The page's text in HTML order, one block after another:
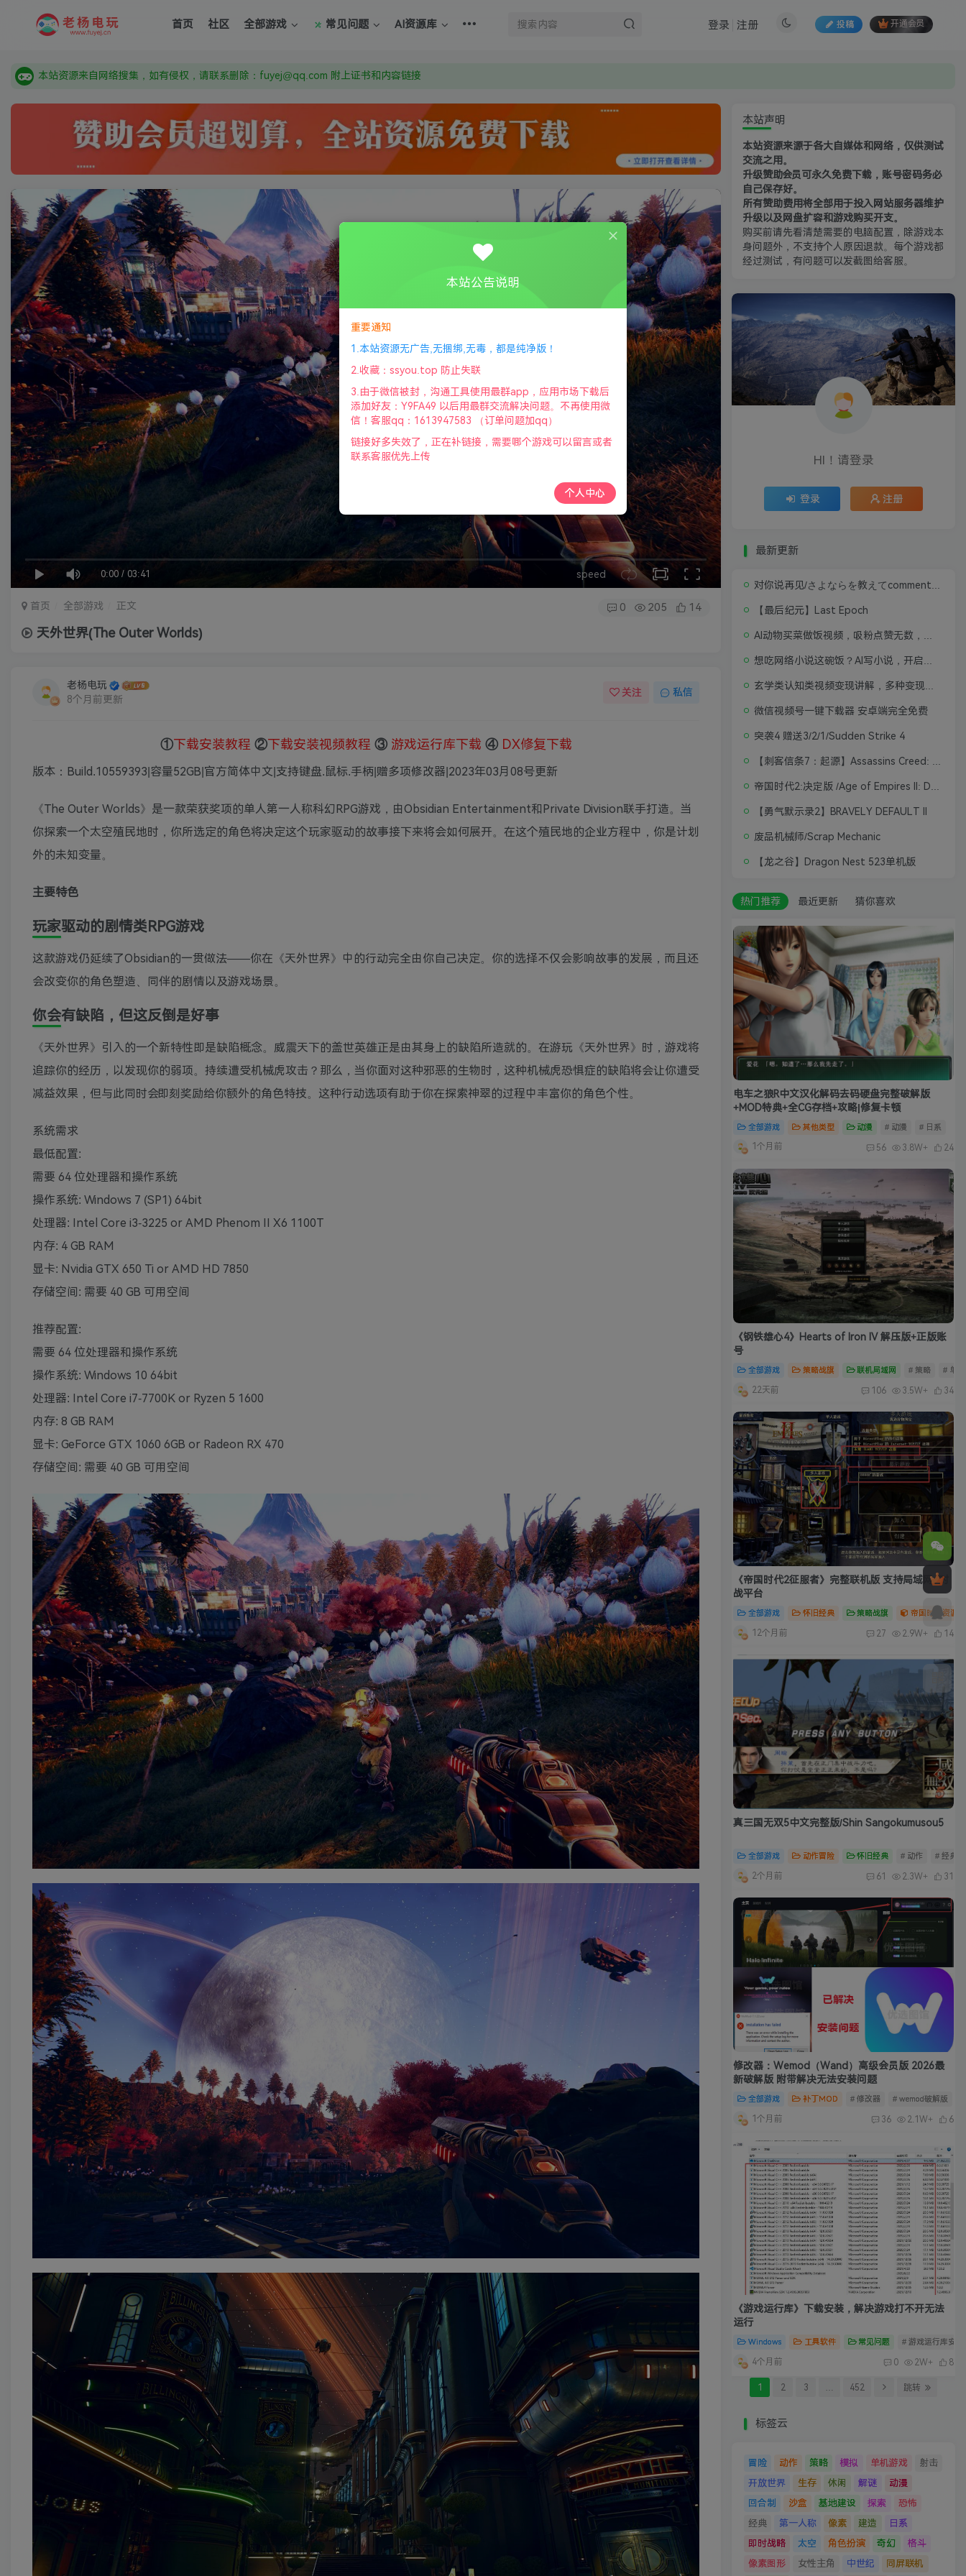
首页 社区 全部游戏 常见问题 AI资源库 投稿 开通会员
登录 注册
需要什么游戏请联系客服，若链接失效请联系客服，百度网盘边上的激活码也是解压密码
由于微信被封，沟通工具使用最群app，应用市场下载后添加好友：Y9FA49 以后用最群交流解决问题。不再使用微信！
需要什么游戏请联系客服，若链接失效请联系客服，百度网盘边上的激活码也是解压密码
0:00 / 03:41 speed
首页 全部游戏 正文 0 205 14
天外世界(The Outer Worlds)
老杨电玩
8个月前更新
关注 私信
①下载安装教程 ②下载安装视频教程 ③ 游戏运行库下载 ④ DX修复下载
版本：Build.10559393|容量52GB|官方简体中文|支持键盘.鼠标.手柄|赠多项修改器|2023年03月08号更新
《The Outer Worlds》是一款荣获奖项的单人第一人称科幻RPG游戏，由Obsidian Entertainment和Private Division联手打造。当
你探索一个太空殖民地时，你所选定的角色将决定这个玩家驱动的故事接下来将会如何展开。在这个殖民地的企业方程中，你是计划
外的未知变量。
主要特色
玩家驱动的剧情类RPG游戏
这款游戏仍延续了Obsidian的一贯做法——你在《天外世界》中的行动完全由你自己决定。你的选择不仅会影响故事的发展，而且还
会改变你的角色塑造、同伴的剧情以及游戏场景。
你会有缺陷，但这反倒是好事
《天外世界》引入的一个新特性即是缺陷概念。威震天下的盖世英雄正是由其身上的缺陷所造就的。在游玩《天外世界》时，游戏将
追踪你的经历，以发现你的弱项。持续遭受机械虎攻击？那么，当你面对这种邪恶的生物时，这种机械虎恐惧症的缺陷将会让你遭受
减益效果，但与此同时会即刻奖励给你额外的角色特技。这种行动选项有助于你在探索神翠的过程中丰富你的角色个性。
系统需求
最低配置:
需要 64 位处理器和操作系统
操作系统: Windows 7 (SP1) 64bit
处理器: Intel Core i3-3225 or AMD Phenom II X6 1100T
内存: 4 GB RAM
显卡: Nvidia GTX 650 Ti or AMD HD 7850
存储空间: 需要 40 GB 可用空间
推荐配置:
需要 64 位处理器和操作系统
操作系统: Windows 10 64bit
处理器: Intel Core i7-7700K or Ryzen 5 1600
内存: 8 GB RAM
显卡: GeForce GTX 1060 6GB or Radeon RX 470
存储空间: 需要 40 GB 可用空间
本站声明
本站资源来源于各大自媒体和网络，仅供测试
交流之用。
升级赞助会员可永久免费下载，账号密码务必
自己保存好。
所有赞助费用将全部用于投入网站服务器维护
升级以及网盘扩容和游戏购买开支。
购买前请先看清楚需要的电脑配置，除游戏本
身问题外，不支持个人原因退款。每个游戏都
经过测试，有问题可以发截图给客服。
HI！请登录
登录 注册
最新更新
【最后纪元】Last Epoch
微信视频号一键下载器 安卓端完全免费
突袭4 赠送3/2/1/Sudden Strike 4
【勇气默示录2】BRAVELY DEFAULT II
废品机械师/Scrap Mechanic
【龙之谷】Dragon Nest 523单机版
热门推荐 最近更新 猜你喜欢
电车之狼R中文汉化解码去码硬盘完整破解版
+MOD特典+全CG存档+攻略|修复卡顿
全部游戏 其他类型 动漫 # 动漫 # 日系
1个月前 56 3.8W+ 24
《钢铁雄心4》Hearts of Iron IV 解压版+正版账
号
全部游戏 策略战旗 联机局域网 # 策略 # 单
22天前 106 3.5W+ 34
《帝国时代2征服者》完整联机版 支持局域网+对
战平台
全部游戏 怀旧经典 策略战旗 帝国时代资源
12个月前 27 2.9W+ 14
真三国无双5中文完整版/Shin Sangokumusou5
全部游戏 动作冒险 怀旧经典 # 动作 # 经典
2个月前 61 2.3W+ 31
修改器：Wemod（Wand）高级会员版 2026最
新破解版 附带解决无法安装问题
全部游戏 补丁MOD # 修改器 # wemod破解版
1个月前 36 2.1W+ 6
《游戏运行库》下载安装，解决游戏打不开无法
运行
Windows 工具软件 常见问题 # 游戏运行库安装
4个月前 0 2W+ 8
1 2 3 … 452 跳转
标签云
冒险 动作 策略 模拟 单机游戏
射击
开放世界
生存 休闲 解谜
动漫
回合制
沙盒 基地建设 探索
恐怖
经典
第一人称 像素 建造
日系
即时战略
太空 角色扮演 奇幻
格斗
像素图形
女性主角 中世纪 同屏联机
本站公告说明
重要通知
1.本站资源无广告,无捆绑,无毒，都是纯净版！
2.收藏：ssyou.top 防止失联
3.由于微信被封，沟通工具使用最群app，应用市场下载后
添加好友：Y9FA49 以后用最群交流解决问题。不再使用微
信！客服qq：1613947583 （订单问题加qq）
链接好多失效了，正在补链接，需要哪个游戏可以留言或者
联系客服优先上传
个人中心